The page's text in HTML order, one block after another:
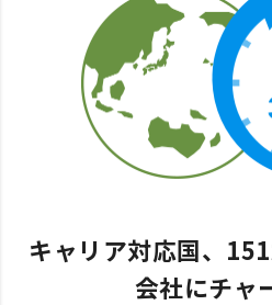
キャリア対応国、
会社にチャ